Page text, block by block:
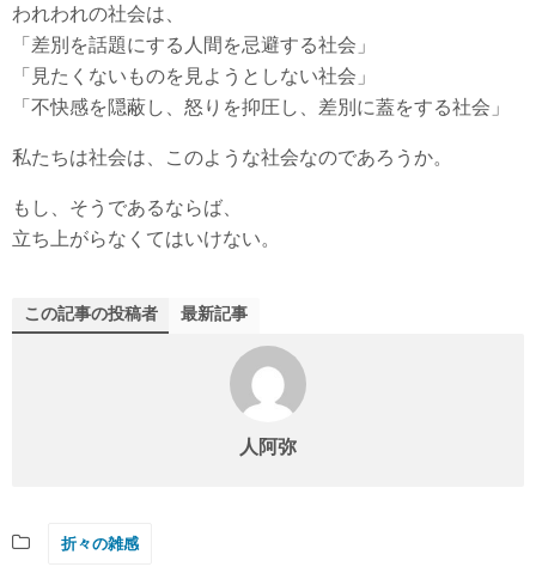
われわれの社会は、
「差別を話題にする人間を忌避する社会」
「見たくないものを見ようとしない社会」
「不快感を隠蔽し、怒りを抑圧し、差別に蓋をする社会」
私たちは社会は、このような社会なのであろうか。
もし、そうであるならば、
立ち上がらなくてはいけない。
この記事の投稿者 最新記事
人阿弥
折々の雑感